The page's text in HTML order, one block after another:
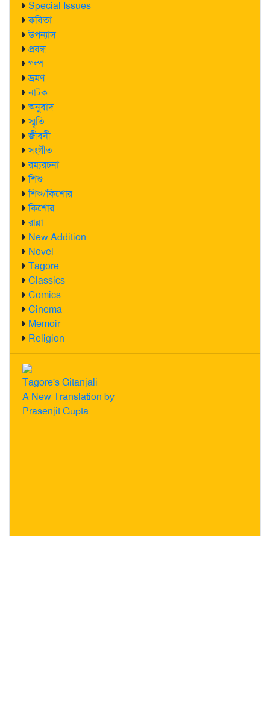
Special Issues
কবিতা
উপন্যাস
প্রবন্ধ
গল্প
ভ্রমণ
নাটক
অনুবাদ
স্মৃতি
জীবনী
সংগীত
রম্যরচনা
শিশু
শিশু/কিশোর
কিশোর
রান্না
New Addition
Novel
Tagore
Classics
Comics
Cinema
Memoir
Religion
Tagore's Gitanjali
A New Translation by
Prasenjit Gupta